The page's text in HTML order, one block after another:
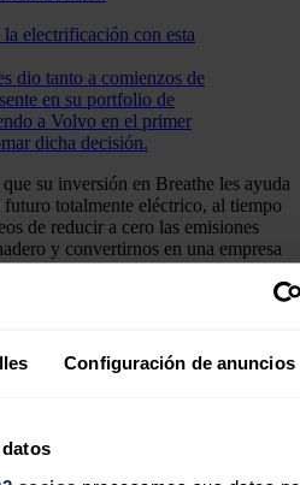
Configuración de anuncios
electrificación con esta
dio tanto a comienzos de
en su portfolio de
a Volvo en el primer
dicha decisión.
su inversión en Breathe les ayuda
totalmente eléctrico, al tiempo
de reducir a cero las emisiones
y convertirnos en una empresa
100% eléctricos, por lo que
fácil".
generación de Volvo abre la
innovadores y mejoras de